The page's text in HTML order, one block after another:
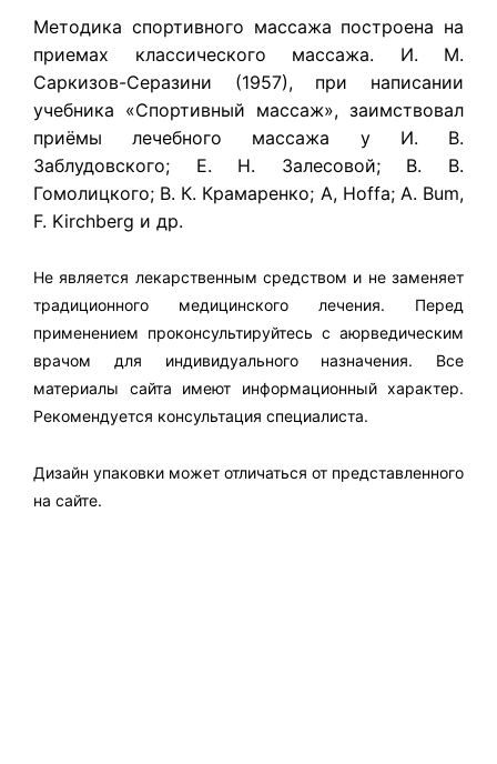
Методика спортивного массажа построена на
приемах классического массажа. И. М.
Саркизов-Серазини (1957), при написании
учебника «Спортивный массаж», заимствовал
приёмы лечебного массажа у И. В.
Заблудовского; Е. Н. Залесовой; В. В.
Гомолицкого; В. К. Крамаренко; А, Hoffa; A. Bum,
F. Kirchberg и др.
Не является лекарственным средством и не заменяет
традиционного медицинского лечения. Перед
применением проконсультируйтесь с аюрведическим
врачом для индивидуального назначения. Все
материалы сайта имеют информационный характер.
Рекомендуется консультация специалиста.
Дизайн упаковки может отличаться от представленного
на сайте.